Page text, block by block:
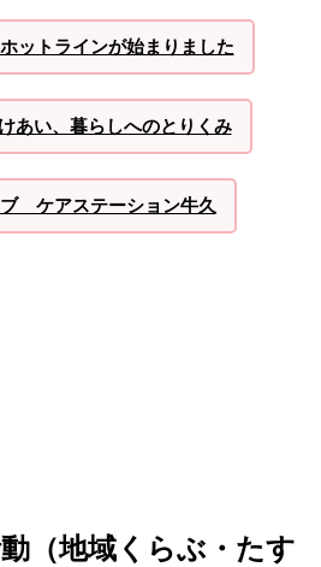
ットラインが始まりました
あい、暮らしへのとりくみ
ケアステーション牛久
（地域くらぶ・たす